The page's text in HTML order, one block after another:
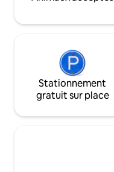
Stationnement
gratuit sur place